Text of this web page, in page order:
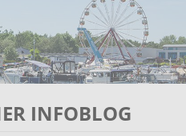
INFOBLOG